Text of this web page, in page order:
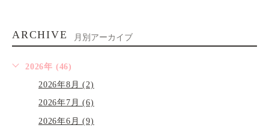
ARCHIVE 月別アーカイブ
2026年 (46)
2026年8月 (2)
2026年7月 (6)
2026年6月 (9)